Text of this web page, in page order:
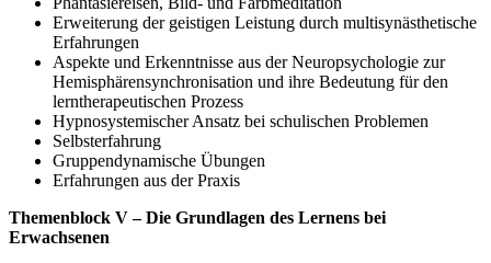
Erweiterung der geistigen Leistung durch multisynästhetische
Erfahrungen
Aspekte und Erkenntnisse aus der Neuropsychologie zur
Hemisphärensynchronisation und ihre Bedeutung für den
lerntherapeutischen Prozess
Hypnosystemischer Ansatz bei schulischen Problemen
Selbsterfahrung
Gruppendynamische Übungen
Erfahrungen aus der Praxis
Themenblock V – Die Grundlagen des Lernens bei
Erwachsenen